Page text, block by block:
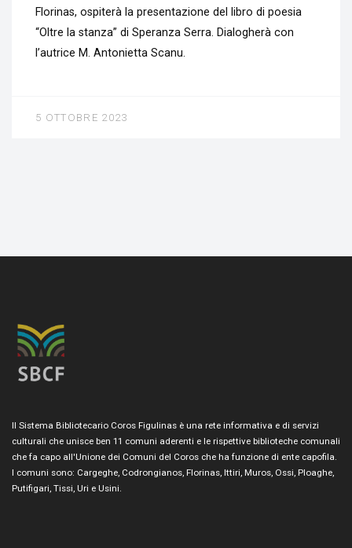
Florinas, ospiterà la presentazione del libro di poesia
“Oltre la stanza” di Speranza Serra. Dialogherà con
l’autrice M. Antonietta Scanu.
5 OTTOBRE 2023
Il Sistema Bibliotecario Coros Figulinas è una rete informativa e di servizi
culturali che unisce ben 11 comuni aderenti e le rispettive biblioteche comunali
che fa capo all'Unione dei Comuni del Coros che ha funzione di ente capofila.
I comuni sono: Cargeghe, Codrongianos, Florinas, Ittiri, Muros, Ossi, Ploaghe,
Putifigari, Tissi, Uri e Usini.